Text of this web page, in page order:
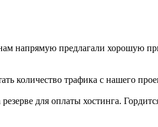
напрямую предлагали хорошую
количество трафика с нашего
для оплаты хостинга.